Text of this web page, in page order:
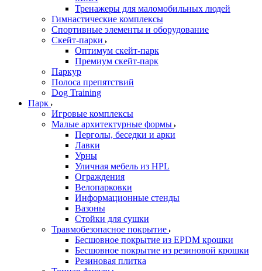
Тренажеры для маломобильных людей
Гимнастические комплексы
Спортивные элементы и оборудование
Скейт-парки
Оптимум скейт-парк
Премиум скейт-парк
Паркур
Полоса препятствий
Dog Training
Парк
Игровые комплексы
Малые архитектурные формы
Перголы, беседки и арки
Лавки
Урны
Уличная мебель из HPL
Ограждения
Велопарковки
Информационные стенды
Вазоны
Стойки для сушки
Травмобезопасное покрытие
Бесшовное покрытие из EPDM крошки
Бесшовное покрытие из резиновой крошки
Резиновая плитка